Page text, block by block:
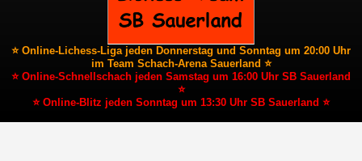
⭐ Online-Lichess-Liga jeden Donnerstag und Sonntag um 20:00 Uhr
im Team Schach-Arena Sauerland ⭐
⭐ Online-Schnellschach jeden Samstag um 16:00 Uhr SB Sauerland
⭐
⭐ Online-Blitz jeden Sonntag um 13:30 Uhr SB Sauerland ⭐